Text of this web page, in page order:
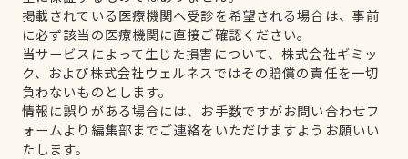
掲載されている医療機関へ受診を希望される場合は、事前
に必ず該当の医療機関に直接ご確認ください。
当サービスによって生じた損害について、株式会社ギミッ
ク、および株式会社ウェルネスではその賠償の責任を一切
負わないものとします。
情報に誤りがある場合には、お手数ですがお問い合わせフ
ォームより編集部までご連絡をいただけますようお願いい
たします。